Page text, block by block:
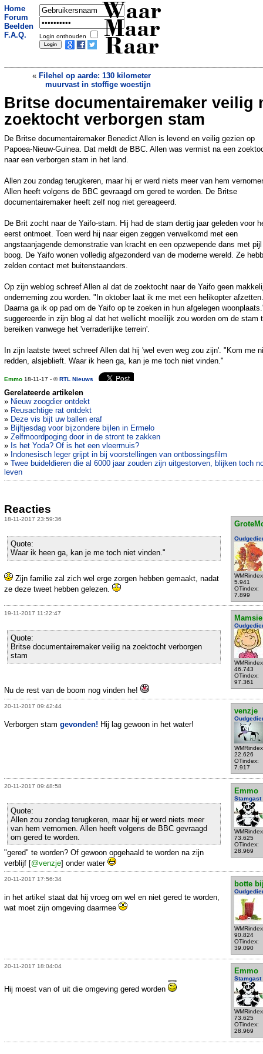
Home
Forum
Beelden
F.A.Q.
Login onthouden
Waar
Maar
Raar
« Filehel op aarde: 130 kilometer
muurvast in stoffige woestijn
Twitter pakt blauw vinkje van
haatzaaiende gebruikers af
»
Britse documentairemaker veilig
zoektocht verborgen stam
De Britse documentairemaker Benedict Allen is levend en veilig gezien op
Papoea-Nieuw-Guinea. Dat meldt de BBC. Allen was vermist na een
naar een verborgen stam in het land.
Allen zou zondag terugkeren, maar hij er werd niets meer van hem
Allen heeft volgens de BBC gevraagd om gered te worden. De Britse
documentairemaker heeft zelf nog niet gereageerd.
De Brit zocht naar de Yaifo-stam. Hij had de stam dertig jaar geleden voor
eerst ontmoet. Toen werd hij naar eigen zeggen verwelkomd met een
angstaanjagende demonstratie van kracht en een opzwepende dans met
boog. De Yaifo wonen volledig afgezonderd van de moderne wereld. Ze
zelden contact met buitenstaanders.
Op zijn weblog schreef Allen al dat de zoektocht naar de Yaifo geen
onderneming zou worden. "In oktober laat ik me met een helikopter afzetten.
Daarna ga ik op pad om de Yaifo op te zoeken in hun afgelegen
suggereerde in zijn blog al dat het wellicht moeilijk zou worden om de stam
bereiken vanwege het 'verraderlijke terrein'.
In zijn laatste tweet schreef Allen dat hij 'wel even weg zou zijn'. "Kom me
redden, alsjeblieft. Waar ik heen ga, kan je me toch niet vinden."
Emmo 18-11-17 - ©RTL Nieuws
Gerelateerde artikelen
» Nieuw zoogdier ontdekt
» Reusachtige rat ontdekt
» Deze vis bijt uw ballen eraf
» Bijltjesdag voor bijzondere bijlen in Ermelo
» Zelfmoordpoging door in de stront te zakken
» Is het Yoda? Of is het een vleermuis?
» Indonesisch leger grijpt in bij voorstellingen van ontbossingsfilm
» Twee buideldieren die al 6000 jaar zouden zijn uitgestorven, blijken toch
leven
Reacties
18-11-2017 23:59:36
5.941
OTindex:
7.899
Quote:
Waar ik heen ga, kan je me toch niet vinden."
Zijn familie zal zich wel erge zorgen hebben gemaakt, nadat
ze deze tweet hebben gelezen.
19-11-2017 11:22:47
Mamsie
46.743
OTindex:
97.361
Quote:
Britse documentairemaker veilig na zoektocht verborgen
stam
Nu de rest van de boom nog vinden he!
20-11-2017 09:42:44
venzje
22.626
OTindex:
7.917
Verborgen stam gevonden! Hij lag gewoon in het water!
20-11-2017 09:48:58
Emmo
Stamgast
73.625
OTindex:
28.969
Quote:
Allen zou zondag terugkeren, maar hij er werd niets meer
van hem vernomen. Allen heeft volgens de BBC gevraagd
om gered te worden.
"gered" te worden? Of gewoon opgehaald te worden na zijn
verblijf [@venzje] onder water
20-11-2017 17:56:34
botte
90.824
OTindex:
39.090
in het artikel staat dat hij vroeg om wel en niet gered te worden,
wat moet zijn omgeving daarmee
20-11-2017 18:04:04
Emmo
Stamgast
73.625
OTindex:
28.969
Hij moest van of uit die omgeving gered worden